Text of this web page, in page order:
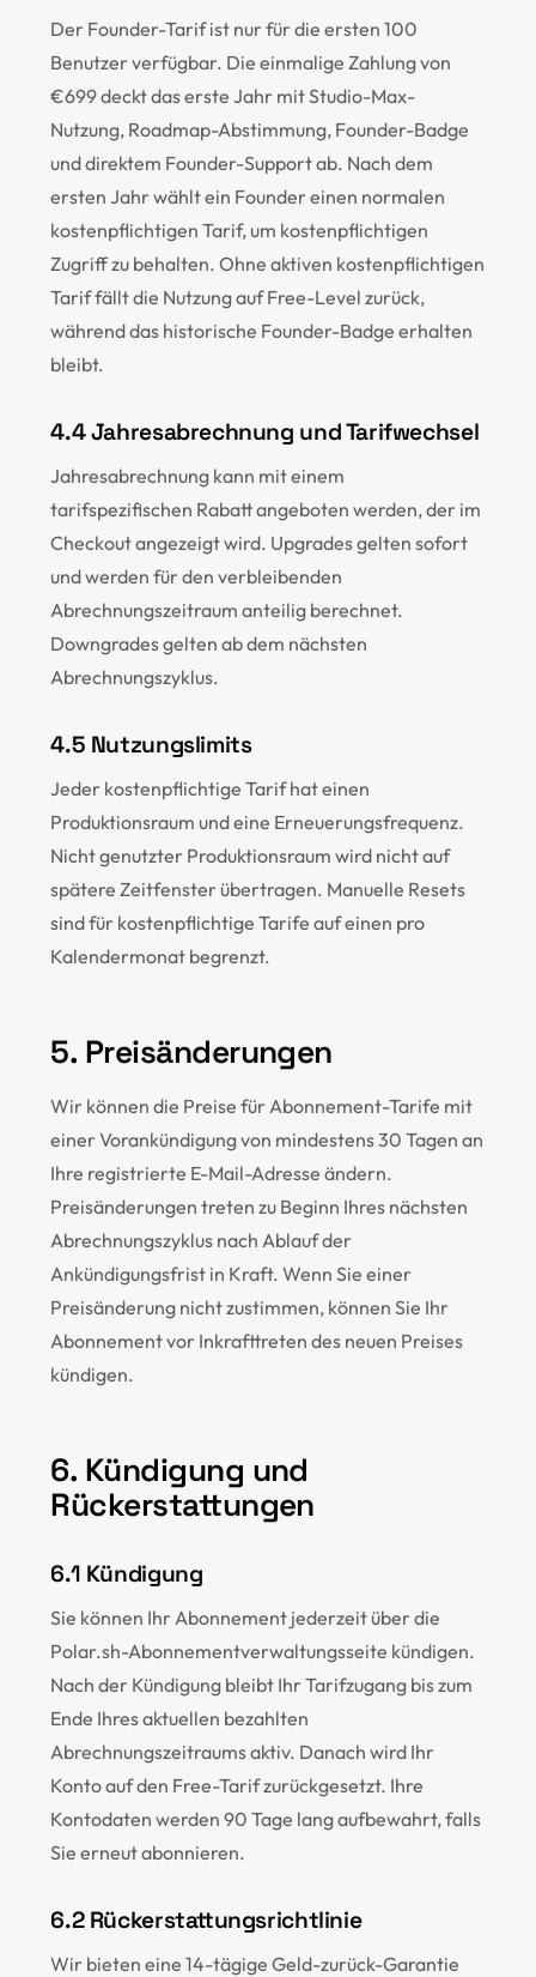
Der Founder-Tarif ist nur für die ersten 100
Benutzer verfügbar. Die einmalige Zahlung von
€699 deckt das erste Jahr mit Studio-Max-
Nutzung, Roadmap-Abstimmung, Founder-Badge
und direktem Founder-Support ab. Nach dem
ersten Jahr wählt ein Founder einen normalen
kostenpflichtigen Tarif, um kostenpflichtigen
Zugriff zu behalten. Ohne aktiven kostenpflichtigen
Tarif fällt die Nutzung auf Free-Level zurück,
während das historische Founder-Badge erhalten
bleibt.
4.4 Jahresabrechnung und Tarifwechsel
Jahresabrechnung kann mit einem
tarifspezifischen Rabatt angeboten werden, der im
Checkout angezeigt wird. Upgrades gelten sofort
und werden für den verbleibenden
Abrechnungszeitraum anteilig berechnet.
Downgrades gelten ab dem nächsten
Abrechnungszyklus.
4.5 Nutzungslimits
Jeder kostenpflichtige Tarif hat einen
Produktionsraum und eine Erneuerungsfrequenz.
Nicht genutzter Produktionsraum wird nicht auf
spätere Zeitfenster übertragen. Manuelle Resets
sind für kostenpflichtige Tarife auf einen pro
Kalendermonat begrenzt.
5. Preisänderungen
Wir können die Preise für Abonnement-Tarife mit
einer Vorankündigung von mindestens 30 Tagen an
Ihre registrierte E-Mail-Adresse ändern.
Preisänderungen treten zu Beginn Ihres nächsten
Abrechnungszyklus nach Ablauf der
Ankündigungsfrist in Kraft. Wenn Sie einer
Preisänderung nicht zustimmen, können Sie Ihr
Abonnement vor Inkrafttreten des neuen Preises
kündigen.
6. Kündigung und
Rückerstattungen
6.1 Kündigung
Sie können Ihr Abonnement jederzeit über die
Polar.sh-Abonnementverwaltungsseite kündigen.
Nach der Kündigung bleibt Ihr Tarifzugang bis zum
Ende Ihres aktuellen bezahlten
Abrechnungszeitraums aktiv. Danach wird Ihr
Konto auf den Free-Tarif zurückgesetzt. Ihre
Kontodaten werden 90 Tage lang aufbewahrt, falls
Sie erneut abonnieren.
6.2 Rückerstattungsrichtlinie
Wir bieten eine 14-tägige Geld-zurück-Garantie